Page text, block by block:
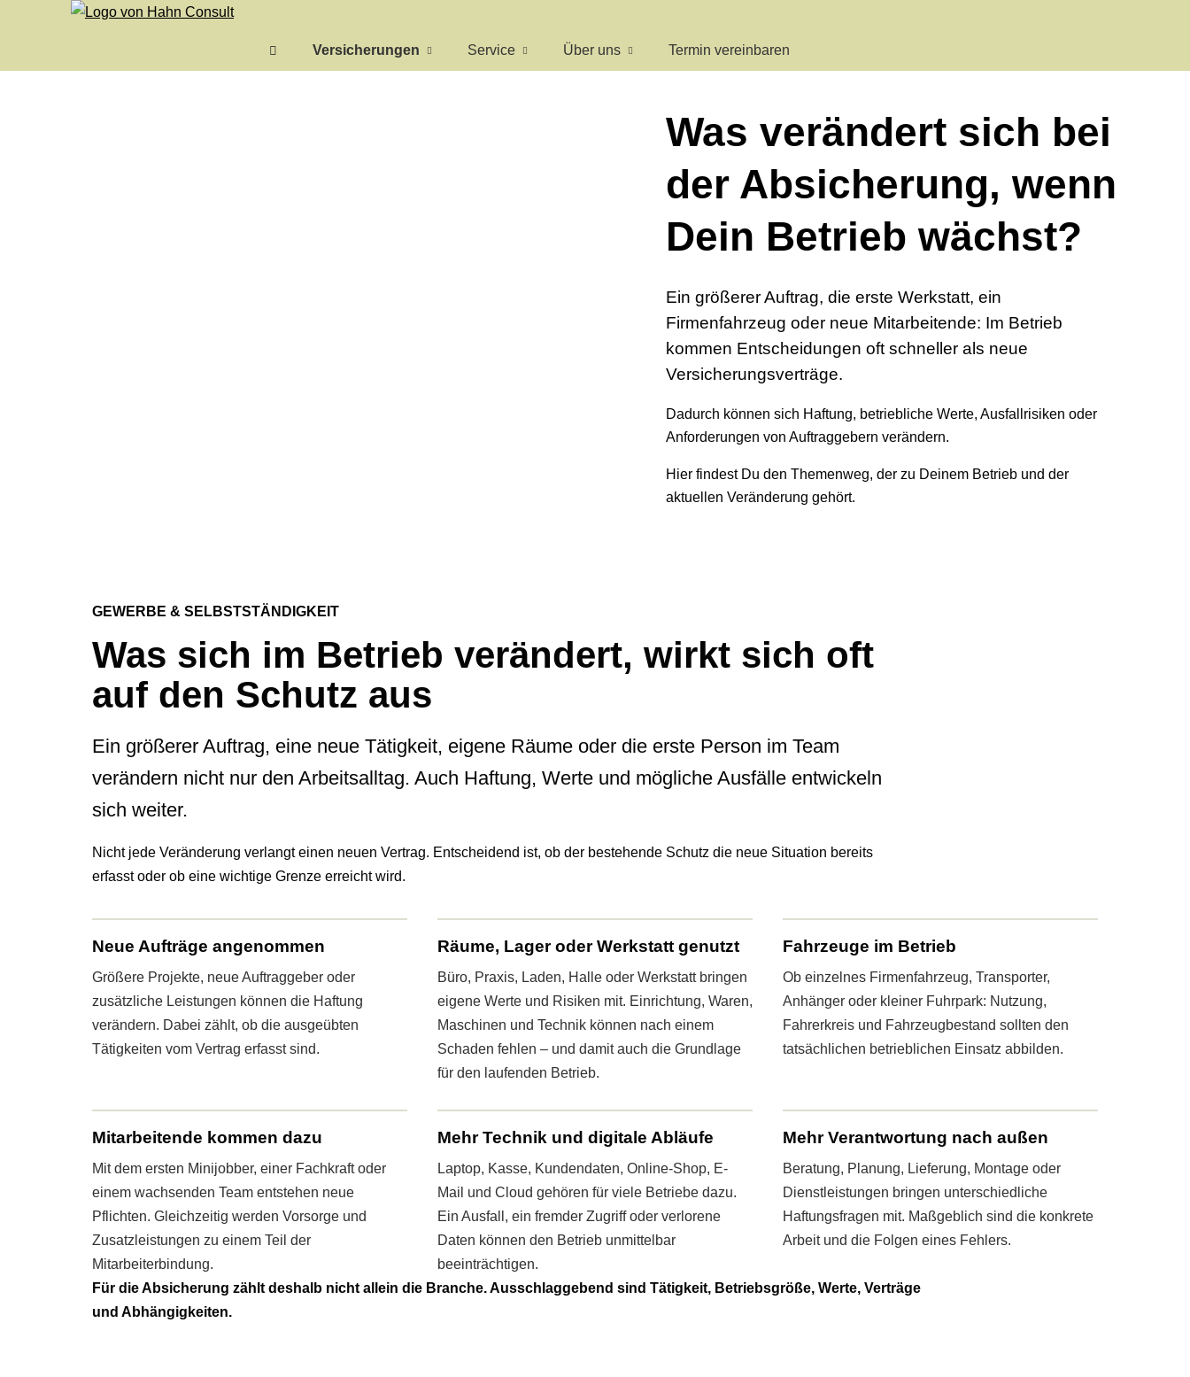
Versicherungen Service Über uns Termin ver­ein­baren
Was verändert sich bei
der Absicherung, wenn
Dein Betrieb wächst?
Ein größerer Auftrag, die erste Werkstatt, ein
Firmenfahrzeug oder neue Mitarbeitende: Im Betrieb
kommen Entscheidungen oft schneller als neue
Versicherungsverträge.
Dadurch können sich Haftung, betriebliche Werte, Ausfallrisiken oder
Anforderungen von Auftraggebern verändern.
Hier findest Du den Themenweg, der zu Deinem Betrieb und der
aktuellen Veränderung gehört.
GEWERBE & SELBSTSTÄNDIGKEIT
Was sich im Betrieb verändert, wirkt sich oft
auf den Schutz aus
Ein größerer Auftrag, eine neue Tätigkeit, eigene Räume oder die erste Person im Team
verändern nicht nur den Arbeitsalltag. Auch Haftung, Werte und mögliche Ausfälle entwickeln
sich weiter.
Nicht jede Veränderung verlangt einen neuen Vertrag. Entscheidend ist, ob der bestehende Schutz die neue Situation bereits
erfasst oder ob eine wichtige Grenze erreicht wird.
Neue Aufträge angenommen
Größere Projekte, neue Auftraggeber oder
zusätzliche Leistungen können die Haftung
verändern. Dabei zählt, ob die ausgeübten
Tätigkeiten vom Vertrag erfasst sind.
Räume, Lager oder Werkstatt genutzt
Büro, Praxis, Laden, Halle oder Werkstatt bringen
eigene Werte und Risiken mit. Einrichtung, Waren,
Maschinen und Technik können nach einem
Schaden fehlen – und damit auch die Grundlage
für den laufenden Betrieb.
Fahrzeuge im Betrieb
Ob einzelnes Firmenfahrzeug, Transporter,
Anhänger oder kleiner Fuhrpark: Nutzung,
Fahrerkreis und Fahrzeugbestand sollten den
tatsächlichen betrieblichen Einsatz abbilden.
Mitarbeitende kommen dazu
Mit dem ersten Minijobber, einer Fachkraft oder
einem wachsenden Team entstehen neue
Pflichten. Gleichzeitig werden Vorsorge und
Zusatzleistungen zu einem Teil der
Mitarbeiterbindung.
Mehr Technik und digitale Abläufe
Laptop, Kasse, Kundendaten, Online-Shop, E-
Mail und Cloud gehören für viele Betriebe dazu.
Ein Ausfall, ein fremder Zugriff oder verlorene
Daten können den Betrieb unmittelbar
beeinträchtigen.
Mehr Verantwortung nach außen
Beratung, Planung, Lieferung, Montage oder
Dienstleistungen bringen unterschiedliche
Haftungsfragen mit. Maßgeblich sind die konkrete
Arbeit und die Folgen eines Fehlers.
Für die Absicherung zählt deshalb nicht allein die Branche. Ausschlaggebend sind Tätigkeit, Betriebsgröße, Werte, Verträge
und Abhängigkeiten.